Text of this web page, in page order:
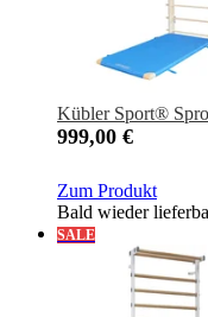
Kübler Sport®
999,00 €
Zum Produkt
Bald wieder
SALE